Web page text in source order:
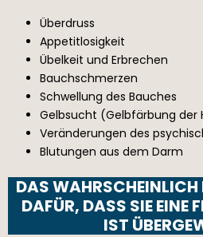
Überdruss
Appetitlosigkeit
Übelkeit und Erbrechen
Bauchschmerzen
Schwellung des Bauches
Gelbsucht (Gelbfärbung der
Veränderungen des
Blutungen aus dem Darm
DAS WAHRSCHEINLICH
DAFÜR, DASS SIE EINE
IST